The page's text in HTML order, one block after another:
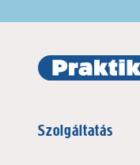
Szolgáltatás